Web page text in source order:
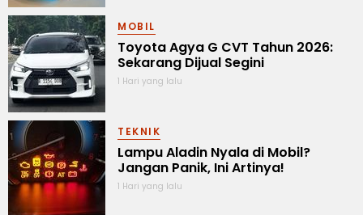
MOBIL
Toyota Agya G CVT Tahun 2026:
Sekarang Dijual Segini
1 Hari yang lalu
TEKNIK
Lampu Aladin Nyala di Mobil?
Jangan Panik, Ini Artinya!
1 Hari yang lalu